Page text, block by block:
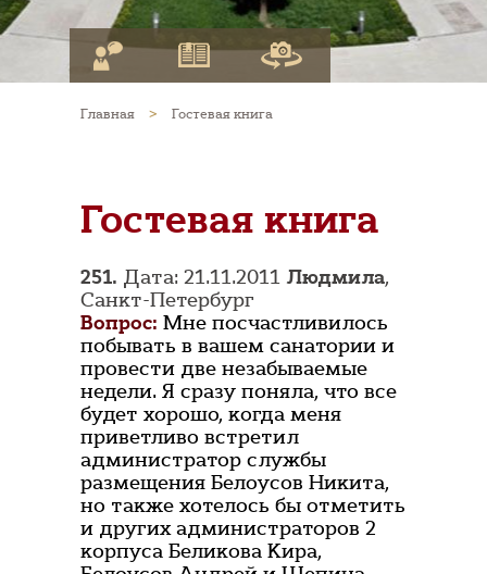
Главная > Гостевая книга
Гостевая книга
251. Дата: 21.11.2011 Людмила,
Санкт-Петербург
Вопрос: Мне посчастливилось
побывать в вашем санатории и
провести две незабываемые
недели. Я сразу поняла, что все
будет хорошо, когда меня
приветливо встретил
администратор службы
размещения Белоусов Никита,
но также хотелось бы отметить
и других администраторов 2
корпуса Беликова Кира,